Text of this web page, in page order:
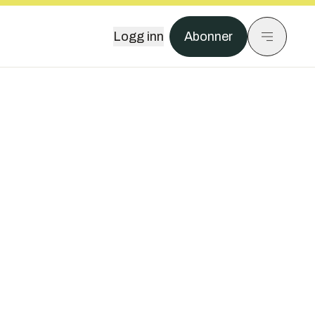
Logg inn Abonner